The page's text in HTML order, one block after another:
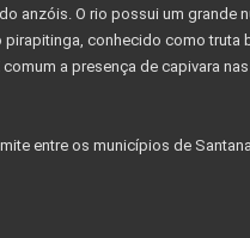
anzóis. O rio possui um grande
conhecido como truta
comum a presença de capivara
entre os municípios de